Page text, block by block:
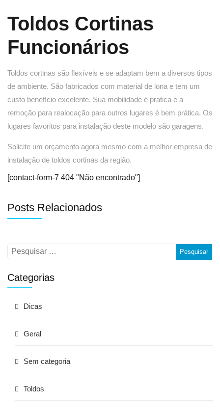
Toldos Cortinas
Funcionários
Toldos cortinas são flexíveis e se adaptam bem a diversos tipos
de ambiente. São fabricados com material de lona e tem um
custo benefício excelente. Sua mobilidade é pratica e a
remoção para realocação para outros lugares é bem prática. Os
lugares favoritos para instalação deste modelo são garagens.
Solicite um orçamento agora mesmo com a melhor empresa de
instalação de toldos cortinas da região.
[contact-form-7 404 "Não encontrado"]
Posts Relacionados
Categorias
Dicas
Geral
Sem categoria
Toldos